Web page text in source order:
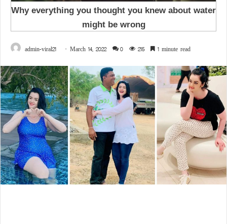
admin-viral21 March 14, 2022 0 215 1 minute read